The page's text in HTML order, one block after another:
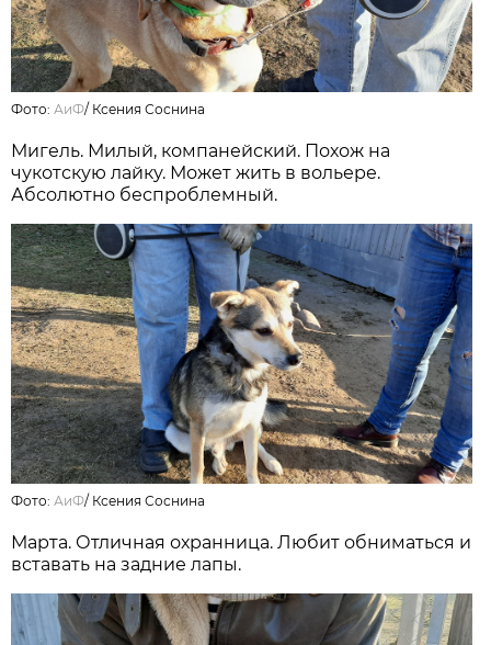
Фото: АиФ/ Ксения Соснина
Мигель. Милый, компанейский. Похож на
чукотскую лайку. Может жить в вольере.
Абсолютно беспроблемный.
Фото: АиФ/ Ксения Соснина
Марта. Отличная охранница. Любит обниматься и
вставать на задние лапы.